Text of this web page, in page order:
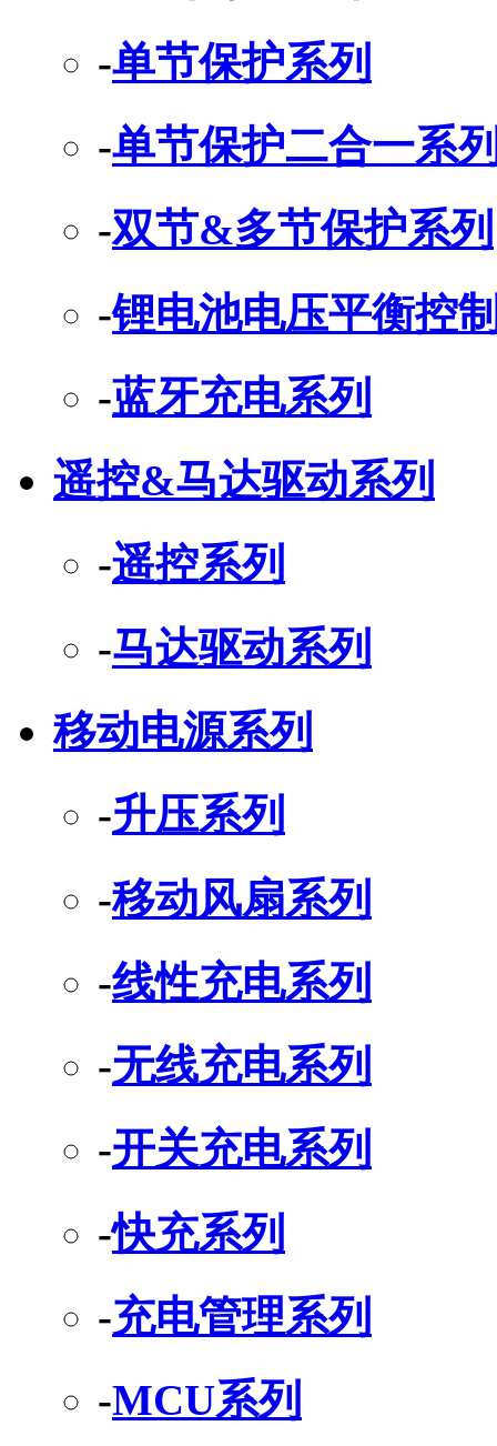
-单节保护系列
-单节保护二合一系
-双节&多节保护系列
-锂电池电压平衡控
-蓝牙充电系列
遥控&马达驱动系列
-遥控系列
-马达驱动系列
移动电源系列
-升压系列
-移动风扇系列
-线性充电系列
-无线充电系列
-开关充电系列
-快充系列
-充电管理系列
-MCU系列